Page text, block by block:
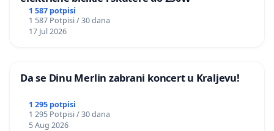
1 587 potpisi
1 587 Potpisi / 30 dana
17 Jul 2026
Da se Dinu Merlin zabrani koncert u Kraljevu!
1 295 potpisi
1 295 Potpisi / 30 dana
5 Aug 2026